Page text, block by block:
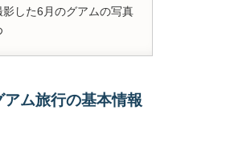
影した6月のグアムの写真
アム旅行の基本情報